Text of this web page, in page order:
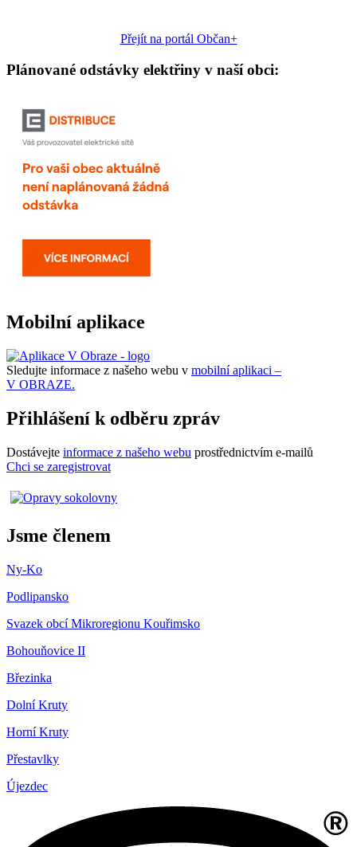
Přejít na portál Občan+
Plánované odstávky elektřiny v naší obci:
Mobilní aplikace
Sledujte informace z našeho webu v mobilní aplikaci –
V OBRAZE.
Přihlášení k odběru zpráv
Dostávejte informace z našeho webu prostřednictvím e-mailů
Chci se zaregistrovat
Jsme členem
Ny-Ko
Podlipansko
Svazek obcí Mikroregionu Kouřimsko
Bohouňovice II
Březinka
Dolní Kruty
Horní Kruty
Přestavlky
Újezdec